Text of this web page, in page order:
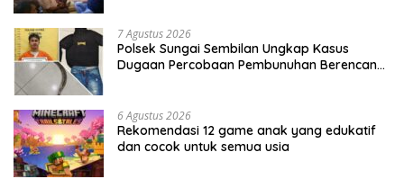
7 Agustus 2026
Polsek Sungai Sembilan Ungkap Kasus
Dugaan Percobaan Pembunuhan Berencana,
6 Agustus 2026
Rekomendasi 12 game anak yang edukatif
dan cocok untuk semua usia